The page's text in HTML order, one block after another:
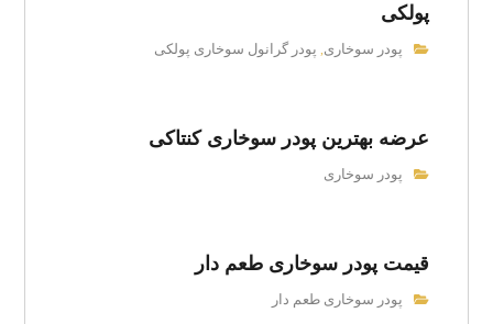
پولکی
پودر سوخاری, پودر گرانول سوخاری پولکی
عرضه بهترین پودر سوخاری کنتاکی
پودر سوخاری
قیمت پودر سوخاری طعم دار
پودر سوخاری طعم دار